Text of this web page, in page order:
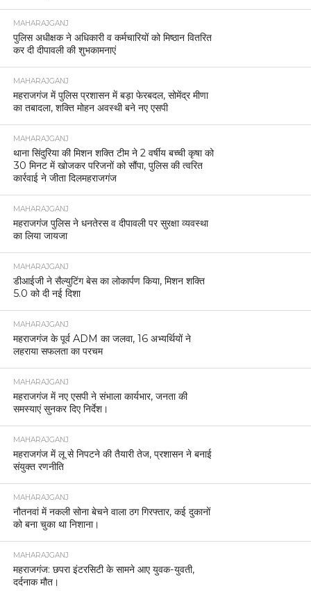
MAHARAJGANJ
पुलिस अधीक्षक ने अधिकारी व कर्मचारियों को मिष्ठान वितरित
कर दी दीपावली की शुभकामनाएं
MAHARAJGANJ
महराजगंज में पुलिस प्रशासन में बड़ा फेरबदल, सोमेंद्र मीणा
का तबादला, शक्ति मोहन अवस्थी बने नए एसपी
MAHARAJGANJ
थाना सिंदुरिया की मिशन शक्ति टीम ने 2 वर्षीय बच्ची कृषा को
30 मिनट में खोजकर परिजनों को सौंपा, पुलिस की त्वरित
कार्रवाई ने जीता दिलमहराजगंज
MAHARAJGANJ
महराजगंज पुलिस ने धनतेरस व दीपावली पर सुरक्षा व्यवस्था
का लिया जायजा
MAHARAJGANJ
डीआईजी ने सैल्युटिंग बेस का लोकार्पण किया, मिशन शक्ति
5.0 को दी नई दिशा
MAHARAJGANJ
महराजगंज के पूर्व ADM का जलवा, 16 अभ्यर्थियों ने
लहराया सफलता का परचम
MAHARAJGANJ
महराजगंज में नए एसपी ने संभाला कार्यभार, जनता की
समस्याएं सुनकर दिए निर्देश।
MAHARAJGANJ
महराजगंज में लू से निपटने की तैयारी तेज, प्रशासन ने बनाई
संयुक्त रणनीति
MAHARAJGANJ
नौतनवां में नकली सोना बेचने वाला ठग गिरफ्तार, कई दुकानों
को बना चुका था निशाना।
MAHARAJGANJ
महराजगंज: छपरा इंटरसिटी के सामने आए युवक-युवती,
दर्दनाक मौत।